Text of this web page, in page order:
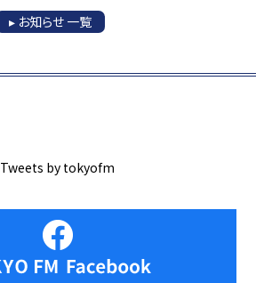
▸ お知らせ 一覧
Tweets by tokyofm